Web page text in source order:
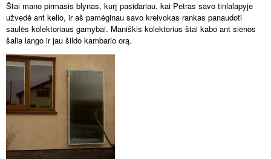
Štai mano pirmasis blynas, kurį pasidariau, kai Petras savo tinlalapyje
užvedė ant kelio, ir aš pamėginau savo kreivokas rankas panaudoti
saulės kolektoriaus gamybai. Maniškis kolektorius štai kabo ant sienos
šalia lango ir jau šildo kambario orą.